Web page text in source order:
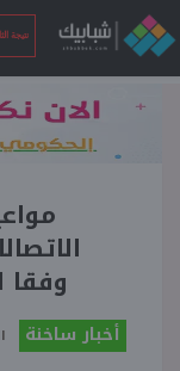
نتيجة
وفقا
أخبار ساخنة